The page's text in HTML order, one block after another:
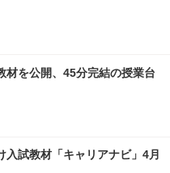
材を公開、45分完結の授業台
入試教材「キャリアナビ」4月